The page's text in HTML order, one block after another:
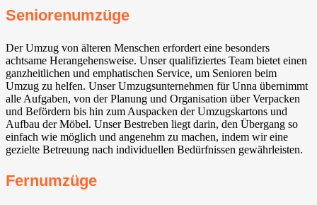
Seniorenumzüge
Der Umzug von älteren Menschen erfordert eine besonders
achtsame Herangehensweise. Unser qualifiziertes Team bietet einen
ganzheitlichen und emphatischen Service, um Senioren beim
Umzug zu helfen. Unser Umzugsunternehmen für Unna übernimmt
alle Aufgaben, von der Planung und Organisation über Verpacken
und Befördern bis hin zum Auspacken der Umzugskartons und
Aufbau der Möbel. Unser Bestreben liegt darin, den Übergang so
einfach wie möglich und angenehm zu machen, indem wir eine
gezielte Betreuung nach individuellen Bedürfnissen gewährleisten.
Fernumzüge